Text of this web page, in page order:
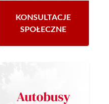
KONSULTACJE
SPOŁECZNE